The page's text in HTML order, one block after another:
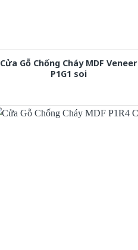
Cửa Gỗ Chống Cháy MDF Veneer
P1G1 soi